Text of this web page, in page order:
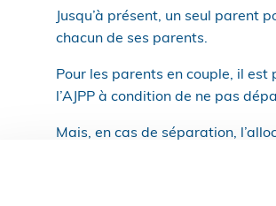
Jusqu’à présent, un seul parent
chacun de ses parents.
Pour les parents en couple, il
l’AJPP à condition de ne pas
Mais, en cas de séparation,